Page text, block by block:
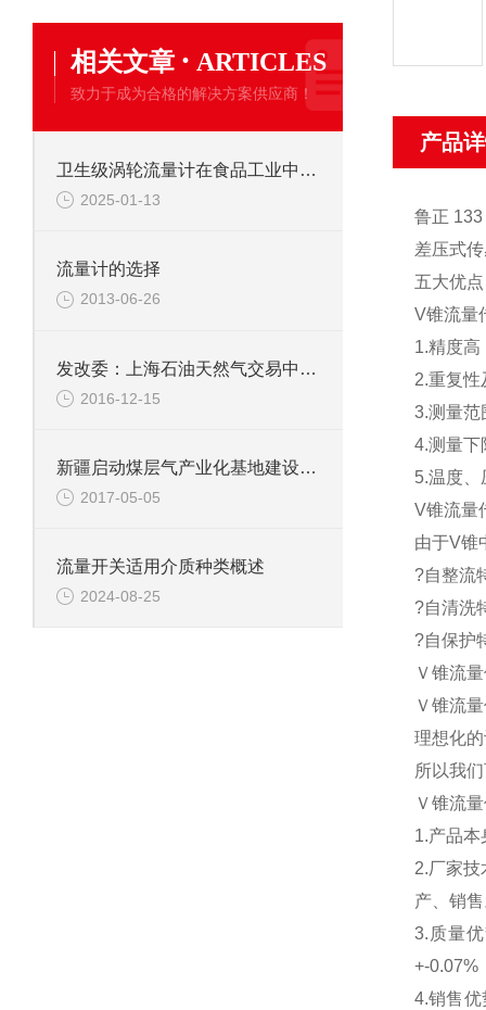
相关文章 · ARTICLES
致力于成为合格的解决方案供应商！
卫生级涡轮流量计在食品工业中的高效应用
2025-01-13
流量计的选择
2013-06-26
发改委：上海石油天然气交易中心今年交易量或破150亿方
2016-12-15
新疆启动煤层气产业化基地建设工作
2017-05-05
流量开关适用介质种类概述
2024-08-25
产品
鲁正
差压式
五大优
V锥流量
1.精度高
2.重复性
3.测量范
4.测量下
5.温度
V锥流量
由于V锥
?自整流
?自清洗
?自保护
Ｖ锥流
Ｖ锥流
理想化
所以我
Ｖ锥流
1.产品
2.厂家
产、销
3.质量
+-0.07%
4.销售